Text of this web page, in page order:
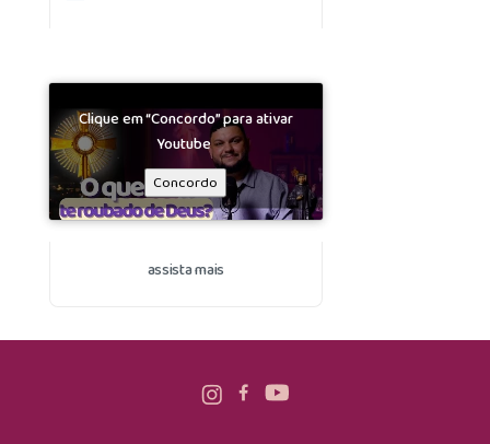
Clique em “Concordo” para ativar
Youtube
Concordo
assista mais